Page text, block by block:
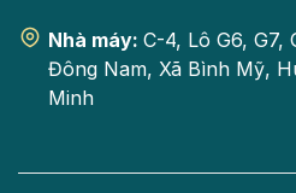
Nhà máy: C-4, Lô G6, G7,
Đông Nam, Xã Bình Mỹ,
Minh